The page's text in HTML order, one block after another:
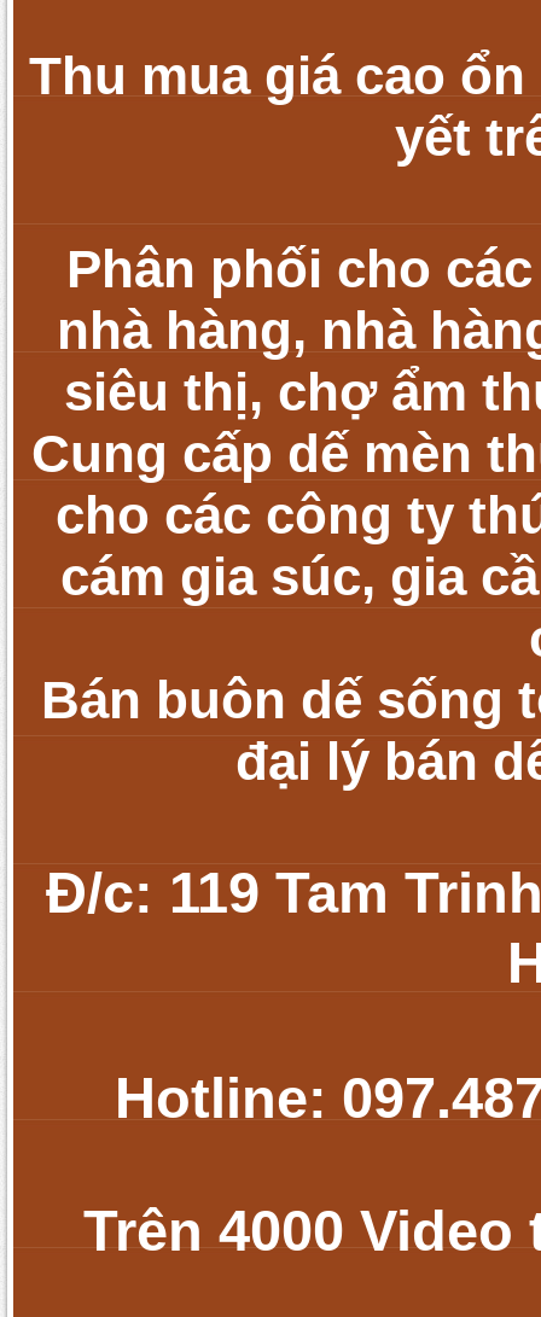
Thu mua giá cao
yết
Phân phối cho
nhà hàng, nhà
siêu thị, chợ ẩm
Cung cấp dế mèn
cho các công ty
cám gia súc, gia
Bán buôn dế sống
đại lý bán
Đ/c: 119 Tam
Hotline:
Trên 4000